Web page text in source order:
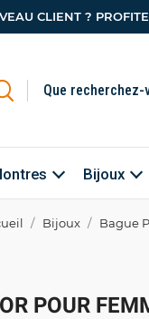
CLIENT ?
Bijoux
Bijoux Bague
POUR